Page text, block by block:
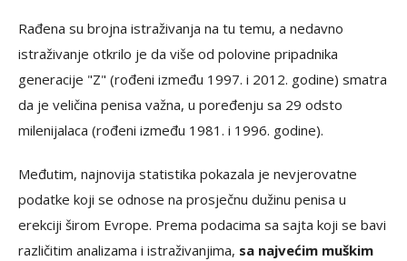
Rađena su brojna istraživanja na tu temu, a nedavno
istraživanje otkrilo je da više od polovine pripadnika
generacije "Z" (rođeni između 1997. i 2012. godine) smatra
da je veličina penisa važna, u poređenju sa 29 odsto
milenijalaca (rođeni između 1981. i 1996. godine).
Međutim, najnovija statistika pokazala je nevjerovatne
podatke koji se odnose na prosječnu dužinu penisa u
erekciji širom Evrope. Prema podacima sa sajta koji se bavi
različitim analizama i istraživanjima, sa najvećim muškim